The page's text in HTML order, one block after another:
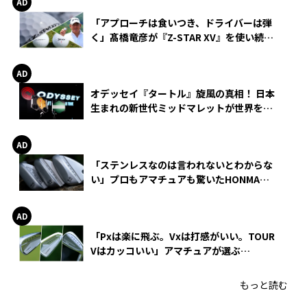
「アプローチは食いつき、ドライバーは弾
く」髙橋竜彦が『Z-STAR XV』を使い続け
オデッセイ『タートル』旋風の真相！ 日本
生まれの新世代ミッドマレットが世界を席
「ステンレスなのは言われないとわからな
い」プロもアマチュアも驚いたHONMA
「Pxは楽に飛ぶ。Vxは打感がいい。TOUR
Vはカッコいい」アマチュアが選ぶ
もっと読む